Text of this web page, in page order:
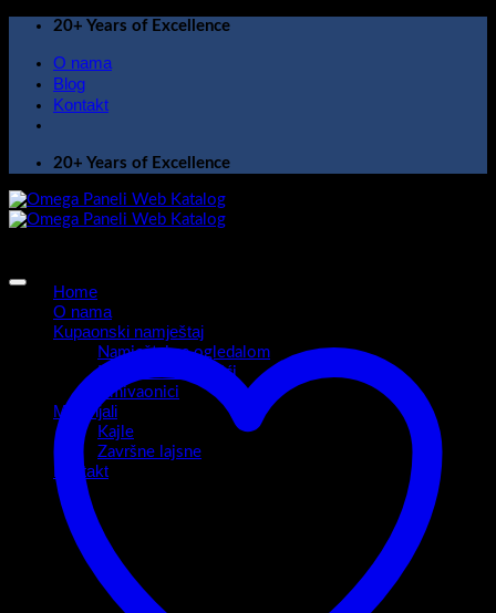
Skip
content
20+ Years of Excellence
O nama
Blog
Kontakt
20+ Years of Excellence
Home
O nama
Kupaonski namještaj
Namještaj sa ogledalom
Kupaonski ormarići
Umivaonici
Materijali
Kajle
Završne lajsne
Kontakt